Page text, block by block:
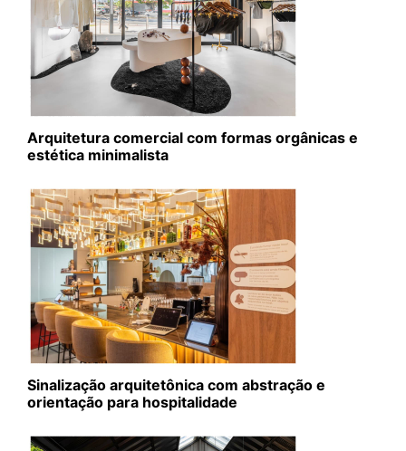
Arquitetura comercial com formas orgânicas e
estética minimalista
Sinalização arquitetônica com abstração e
orientação para hospitalidade